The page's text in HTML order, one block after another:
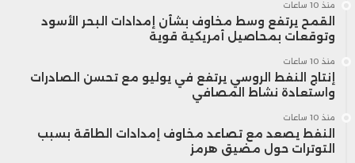
الحمضيات.
وتُظهر بيانات أوردتها الصحيفة أن صادرات
الحمضيات الإسرائيلية المنقولة بحراً سجلت
تراجعاً بنحو 50% بين عامي 2017 و2024، حيث
منذ 10 ساعات
القمح يرتفع وسط مخاوف بشأن إمدادات البحر الأسود
وتوقعات بمحاصيل أمريكية قوية
منذ 10 ساعات
إنتاج النفط الروسي يرتفع في يوليو مع تحسن الصادرات
واستعادة نشاط المصافي
منذ 10 ساعات
النفط يصعد مع تصاعد مخاوف إمدادات الطاقة بسبب
التوترات حول مضيق هرمز